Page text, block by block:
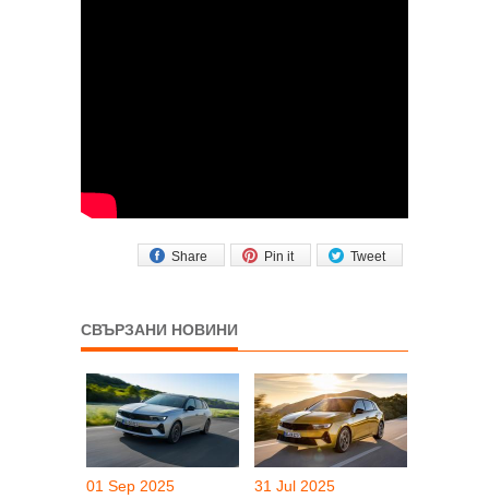
Tweet
Pin it
Share
СВЪРЗАНИ НОВИНИ
01 Sep 2025
31 Jul 2025